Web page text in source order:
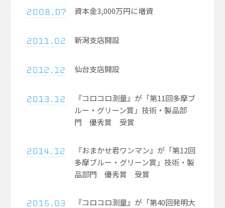
資本金3,000万円に増資​
新潟支店開設
仙台支店開設
『コロコロ測量』が「第11回多摩ブ
ルー・グリーン賞」技術・製品部
門 優秀賞 受賞
『おまかせ君ワンマン』が「第12回
多摩ブルー・グリーン賞」技術・製
品部門 優秀賞 受賞
『コロコロ測量』が「第40回発明大